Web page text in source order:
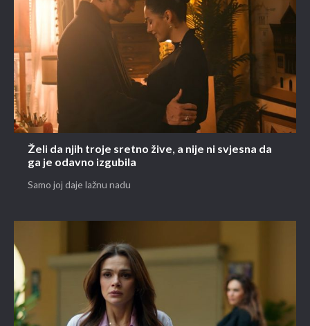
Želi da njih troje sretno žive, a nije ni svjesna da
ga je odavno izgubila
Samo joj daje lažnu nadu